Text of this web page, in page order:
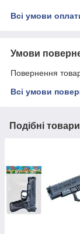
Всі умови
Умови
Повернення
Всі умови
Подібні